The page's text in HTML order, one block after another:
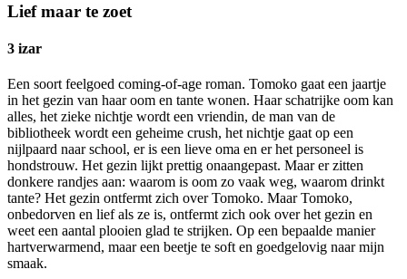
Lief maar te zoet
3 izar
Een soort feelgoed coming-of-age roman. Tomoko gaat een jaartje
in het gezin van haar oom en tante wonen. Haar schatrijke oom kan
alles, het zieke nichtje wordt een vriendin, de man van de
bibliotheek wordt een geheime crush, het nichtje gaat op een
nijlpaard naar school, er is een lieve oma en er het personeel is
hondstrouw. Het gezin lijkt prettig onaangepast. Maar er zitten
donkere randjes aan: waarom is oom zo vaak weg, waarom drinkt
tante? Het gezin ontfermt zich over Tomoko. Maar Tomoko,
onbedorven en lief als ze is, ontfermt zich ook over het gezin en
weet een aantal plooien glad te strijken. Op een bepaalde manier
hartverwarmend, maar een beetje te soft en goedgelovig naar mijn
smaak.